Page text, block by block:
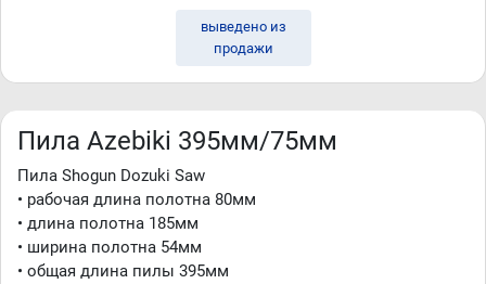
выведено из
продажи
Пила Azebiki 395мм/75мм
Пила Shogun Dozuki Saw
• рабочая длина полотна 80мм
• длина полотна 185мм
• ширина полотна 54мм
• общая длина пилы 395мм